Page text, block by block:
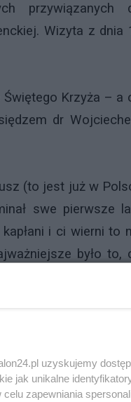
przywiązanych
Wizyta z dnia
Krzyża – a
dr
(to jest już w
swe pierwsze
i ci wierni to
było to,
liturgiczne
reformy.
hierarcha – i to
ale także
uzyskujemy
jak unikalne
zapewniania